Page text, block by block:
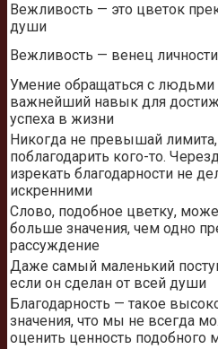
Вежливость — это цветок
души
Вежливость — венец личности
Умение обращаться с
важнейший навык для
успеха в жизни
Никогда не превышай
поблагодарить кого-то.
изрекать благодарности не
искренними
Слово, подобное цветку,
больше значения, чем одно
рассуждение
Даже самый маленький
если он сделан от всей души
Благодарность — такое
значения, что мы не всегда
оценить ценность подобного